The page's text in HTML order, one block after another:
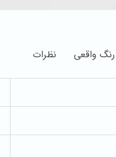
رنگ واقعی نظرات